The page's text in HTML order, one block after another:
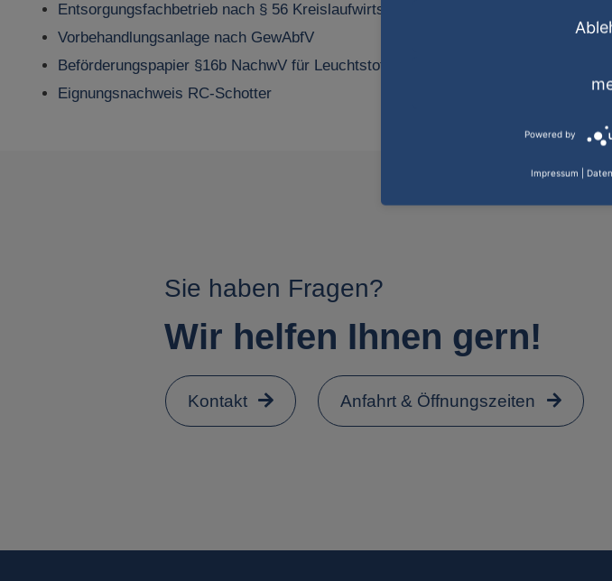
Entsorgungsfachbetrieb nach § 56 Kreislaufwirtschaftsgesetz
Vorbehandlungsanlage nach GewAbfV
Beförderungspapier §16b NachwV für Leuchtstoffröhren
Eignungsnachweis RC-Schotter
Sie haben Fragen?
Wir helfen Ihnen gern!
Kontakt Anfahrt & Öffnungszeiten
Powered by
Impressum